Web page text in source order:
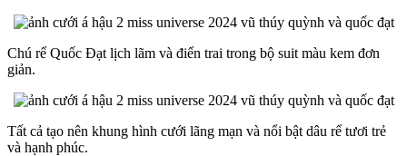
Chú rể Quốc Đạt lịch lãm và điển trai trong bộ suit màu kem đơn
giản.
Tất cả tạo nên khung hình cưới lãng mạn và nổi bật dâu rể tươi trẻ
và hạnh phúc.